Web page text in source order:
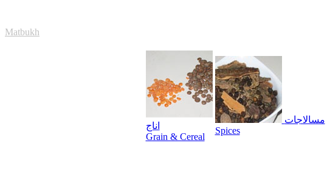
Matbukh
اناج
Grain & Cereal
مسالاجات
Spices